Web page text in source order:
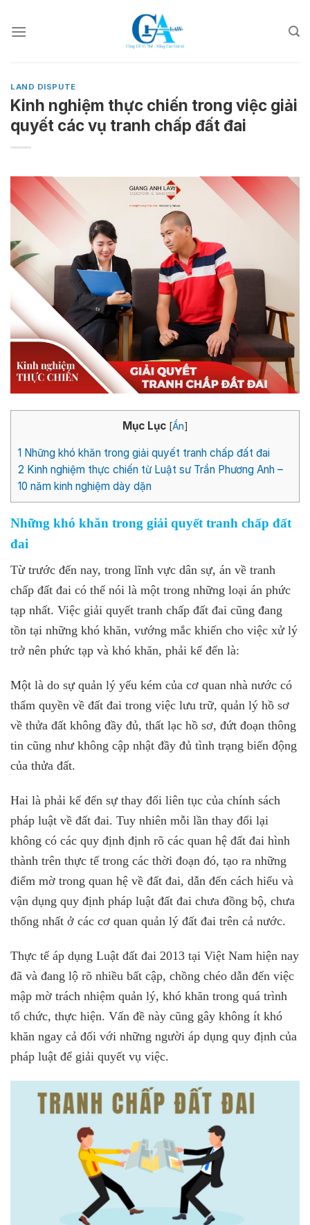
LAND DISPUTE
Kinh nghiệm thực chiến trong việc giải
quyết các vụ tranh chấp đất đai
Mục Lục [Ẩn]
1 Những khó khăn trong giải quyết tranh chấp đất đai
2 Kinh nghiệm thực chiến từ Luật sư Trần Phương Anh –
10 năm kinh nghiệm dày dặn
Những khó khăn trong giải quyết tranh chấp đất
đai
Từ trước đến nay, trong lĩnh vực dân sự, án về tranh
chấp đất đai có thể nói là một trong những loại án phức
tạp nhất. Việc giải quyết tranh chấp đất đai cũng đang
tồn tại những khó khăn, vướng mắc khiến cho việc xử lý
trở nên phức tạp và khó khăn, phải kể đến là:
Một là do sự quản lý yếu kém của cơ quan nhà nước có
thẩm quyền về đất đai trong việc lưu trữ, quản lý hồ sơ
về thửa đất không đầy đủ, thất lạc hồ sơ, đứt đoạn thông
tin cũng như không cập nhật đầy đủ tình trạng biến động
của thửa đất.
Hai là phải kể đến sự thay đổi liên tục của chính sách
pháp luật về đất đai. Tuy nhiên mỗi lần thay đổi lại
không có các quy định định rõ các quan hệ đất đai hình
thành trên thực tế trong các thời đoạn đó, tạo ra những
điểm mờ trong quan hệ về đất đai, dẫn đến cách hiểu và
vận dụng quy định pháp luật đất đai chưa đồng bộ, chưa
thống nhất ở các cơ quan quản lý đất đai trên cả nước.
Thực tế áp dụng Luật đất đai 2013 tại Việt Nam hiện nay
đã và đang lộ rõ nhiều bất cập, chồng chéo dẫn đến việc
mập mờ trách nhiệm quản lý, khó khăn trong quá trình
tổ chức, thực hiện. Vấn đề này cũng gây không ít khó
khăn ngay cả đối với những người áp dụng quy định của
pháp luật để giải quyết vụ việc.